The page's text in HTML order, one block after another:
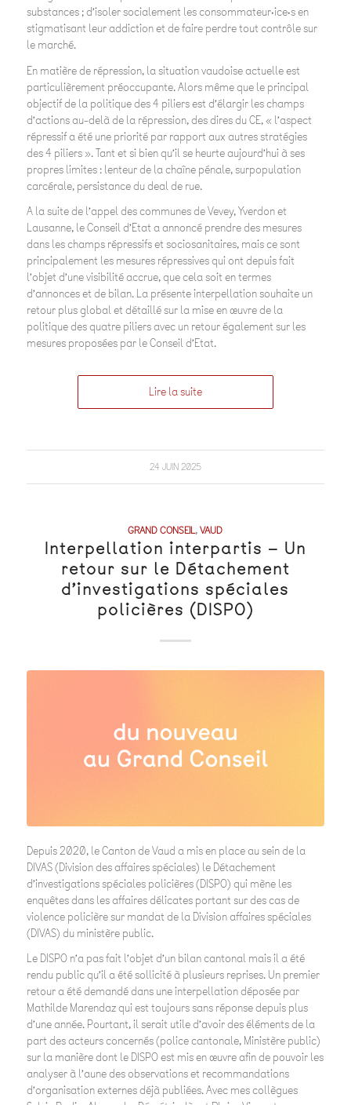
substances ; d’isoler socialement les consommateur·ice·s en
stigmatisant leur addiction et de faire perdre tout contrôle sur
le marché.
En matière de répression, la situation vaudoise actuelle est
particulièrement préoccupante. Alors même que le principal
objectif de la politique des 4 piliers est d’élargir les champs
d’actions au-delà de la répression, des dires du CE, « l’aspect
répressif a été une priorité par rapport aux autres stratégies
des 4 piliers ». Tant et si bien qu’il se heurte aujourd’hui à ses
propres limites : lenteur de la chaîne pénale, surpopulation
carcérale, persistance du deal de rue.
A la suite de l’appel des communes de Vevey, Yverdon et
Lausanne, le Conseil d’Etat a annoncé prendre des mesures
dans les champs répressifs et sociosanitaires, mais ce sont
principalement les mesures répressives qui ont depuis fait
l’objet d’une visibilité accrue, que cela soit en termes
d’annonces et de bilan. La présente interpellation souhaite un
retour plus global et détaillé sur la mise en œuvre de la
politique des quatre piliers avec un retour également sur les
mesures proposées par le Conseil d’Etat.
Lire la suite
24 JUIN 2025
GRAND CONSEIL,VAUD
Interpellation interpartis – Un
retour sur le Détachement
d’investigations spéciales
policières (DISPO)
Depuis 2020, le Canton de Vaud a mis en place au sein de la
DIVAS (Division des affaires spéciales) le Détachement
d’investigations spéciales policières (DISPO) qui mène les
enquêtes dans les affaires délicates portant sur des cas de
violence policière sur mandat de la Division affaires spéciales
(DIVAS) du ministère public.
Le DISPO n’a pas fait l’objet d’un bilan cantonal mais il a été
rendu public qu’il a été sollicité à plusieurs reprises. Un premier
retour a été demandé dans une interpellation déposée par
Mathilde Marendaz qui est toujours sans réponse depuis plus
d’une année. Pourtant, il serait utile d’avoir des éléments de la
part des acteurs concernés (police cantonale, Ministère public)
sur la manière dont le DISPO est mis en œuvre afin de pouvoir les
analyser à l’aune des observations et recommandations
d’organisation externes déjà publiées. Avec mes collègues